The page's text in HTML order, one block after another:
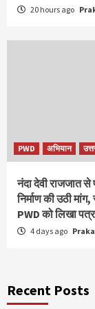
20 hours ago
PWD अभियान
नंदा देवी राजजात
निर्माण की उठी
PWD को लिखा
4 days ago
Recent Posts